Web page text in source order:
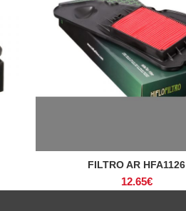
ADICIONAR
FILTRO AR HFA1126
12.65€